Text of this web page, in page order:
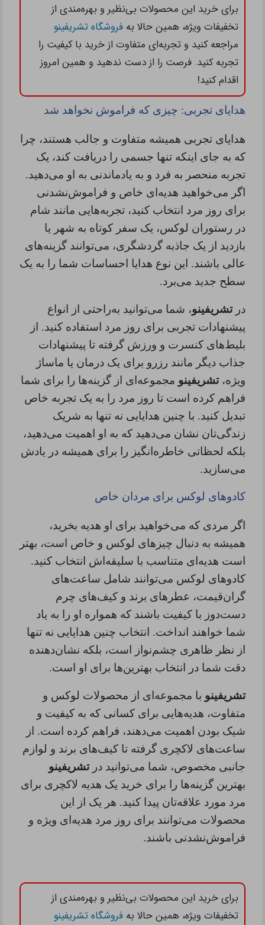
برای خرید این محصولات بی‌نظیر و بهره‌مندی از
تخفیفات ویژه، همین حالا به فروشگاه تشریفینو
مراجعه کنید و تجربه‌ای متفاوت از خرید با کیفیت را
تجربه کنید. فرصت را از دست ندهید و همین امروز
اقدام کنید!
هدایای تجربی: چیزی که فراموش نخواهد شد
هدایای تجربی همیشه متفاوت و جالب هستند، چرا
که به جای اینکه تنها جسمی را دریافت کند، یک
تجربه منحصر به فرد و به یادماندنی به او می‌دهید.
اگر می‌خواهید هدیه‌ای خاص و فراموش‌نشدنی
برای روز مرد انتخاب کنید، تجربه‌هایی مانند شام
در رستوران لوکس، یک سفر کوتاه به شهر یا
بازدید از یک جاذبه گردشگری، می‌توانند گزینه‌های
عالی باشند. این نوع هدایا احساسات شما را به یک
سطح جدید می‌برد.
درتشریفینو، شما می‌توانید به‌راحتی از انواع
پیشنهادات تجربی برای روز مرد استفاده کنید. از
بلیط‌های کنسرت و ورزش گرفته تا پیشنهادات
جذاب دیگر مانند رزرو برای یک درمان یا ماساژ
ویژه،تشریفینو مجموعه‌ای از گزینه‌ها را برای شما
فراهم کرده است تا روز مرد را به یک تجربه خاص
تبدیل کنید. با چنین هدایایی نه تنها به شریک
زندگی‌تان نشان می‌دهید که به او اهمیت می‌دهید،
بلکه لحظاتی خاطره‌انگیز را برای همیشه در یادش
می‌سازید.
کادوهای لوکس برای مردان خاص
اگر مردی که می‌خواهید برای او هدیه بخرید،
همیشه به دنبال چیزهای لوکس و خاص است، بهتر
است هدیه‌ای متناسب با سلیقه‌اش انتخاب کنید.
کادوهای لوکس می‌توانند شامل ساعت‌های
گران‌قیمت، عطرهای برند و کیف‌های چرم
دست‌دوز با کیفیت باشند که همواره او را به یاد
شما خواهند انداخت. انتخاب چنین هدایایی نه تنها
از نظر ظاهری چشم‌نواز است، بلکه نشان‌دهنده
دقت شما در انتخاب بهترین‌ها برای او است.
تشریفینو با مجموعه‌ای از محصولات لوکس و
متفاوت، هدیه‌هایی برای کسانی که به کیفیت و
شیک بودن اهمیت می‌دهند، فراهم کرده است. از
ساعت‌های لاکچری گرفته تا کیف‌های برند و لوازم
جانبی مخصوص، شما می‌توانید درتشریفینو
بهترین گزینه‌ها را برای خرید یک هدیه لاکچری برای
مرد مورد علاقه‌تان پیدا کنید. هر یک از این
محصولات می‌توانند برای روز مرد هدیه‌ای ویژه و
فراموش‌نشدنی باشند.
برای خرید این محصولات بی‌نظیر و بهره‌مندی از
تخفیفات ویژه، همین حالا به فروشگاه تشریفینو